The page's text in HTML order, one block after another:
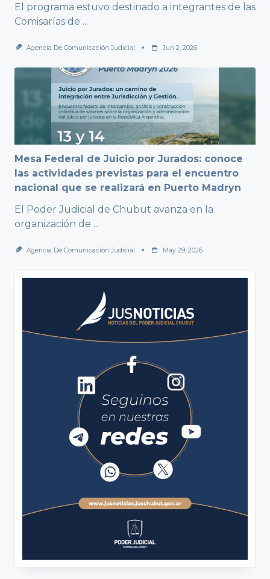
El programa estuvo destinado a integrantes de las
Comisarías de ...
Agencia De Comunicación Judicial Jun 2, 2026
Mesa Federal de Juicio por Jurados: conoce
las actividades previstas para el encuentro
nacional que se realizará en Puerto Madryn
El Poder Judicial de Chubut avanza en la
organización de ...
Agencia De Comunicación Judicial May 29, 2026